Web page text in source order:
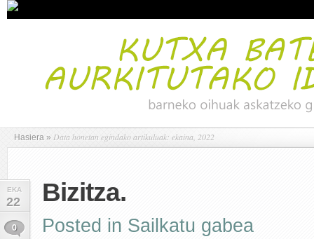
Hasiera » Data honetan egindako artikuluak: ekaina, 2022
EKA
22
0
Bizitza.
Posted in Sailkatu gabea